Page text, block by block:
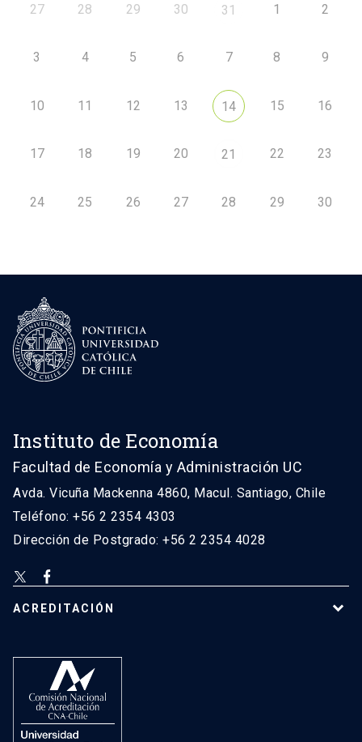
27 28 29 30 31 1 2
3 4 5 6 7 8 9
10 11 12 13 14 15 16
17 18 19 20 21 22 23
24 25 26 27 28 29 30
Instituto de Economía
Facultad de Economía y Administración UC
Avda. Vicuña Mackenna 4860, Macul. Santiago, Chile
Teléfono: +56 2 2354 4303
Dirección de Postgrado: +56 2 2354 4028
ACREDITACIÓN